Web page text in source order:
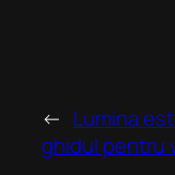
← Lumina
ghidul pentru